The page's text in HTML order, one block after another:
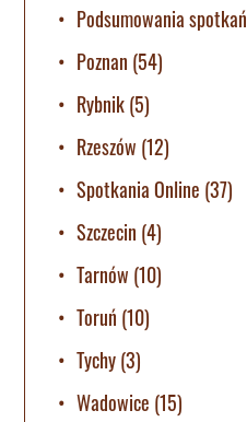
Podsumowania spotkań
Poznan (54)
Rybnik(5)
Rzeszów (12)
Spotkania Online (37)
Szczecin (4)
Tarnów (10)
Toruń (10)
Tychy(3)
Wadowice (15)